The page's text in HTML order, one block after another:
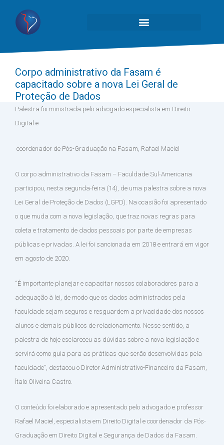
Corpo administrativo da Fasam é
capacitado sobre a nova Lei Geral de
Proteção de Dados
Palestra foi ministrada pelo advogado especialista em Direito
Digital e
coordenador de Pós-Graduação na Fasam, Rafael Maciel
O corpo administrativo da Fasam – Faculdade Sul-Americana
participou, nesta segunda-feira (14), de uma palestra sobre a nova
Lei Geral de Proteção de Dados (LGPD). Na ocasião foi apresentado
o que muda com a nova legislação, que traz novas regras para
coleta e tratamento de dados pessoais por parte de empresas
públicas e privadas. A lei foi sancionada em 2018 e entrará em vigor
em agosto de 2020.
“É importante planejar e capacitar nossos colaboradores para a
adequação à lei, de modo que os dados administrados pela
faculdade sejam seguros e resguardem a privacidade dos nossos
alunos e demais públicos de relacionamento. Nesse sentido, a
palestra de hoje esclareceu as dúvidas sobre a nova legislação e
servirá como guia para as práticas que serão desenvolvidas pela
faculdade”, destacou o Diretor Administrativo-Financeiro da Fasam,
Ítalo Oliveira Castro.
O conteúdo foi elaborado e apresentado pelo advogado e professor
Rafael Maciel, especialista em Direito Digital e coordenador da Pós-
Graduação em Direito Digital e Segurança de Dados da Fasam.